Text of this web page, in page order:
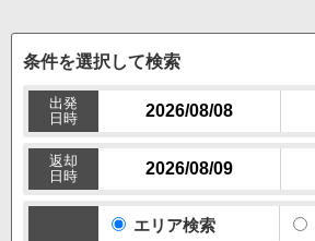
条件を選択して検索
出発
日時
返却
日時
エリア検索